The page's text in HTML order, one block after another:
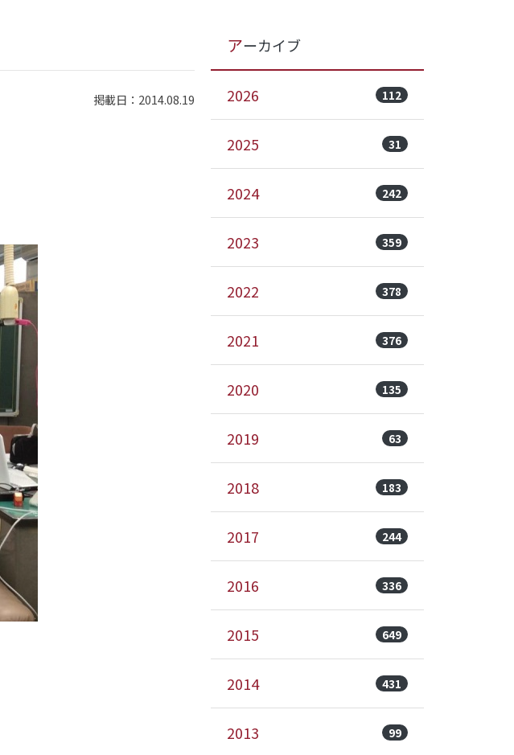
掲載日：2014.08.19
アーカイブ
2026 112
2025 31
2024 242
2023 359
2022 378
2021 376
2020 135
2019 63
2018 183
2017 244
2016 336
2015 649
2014 431
2013 99